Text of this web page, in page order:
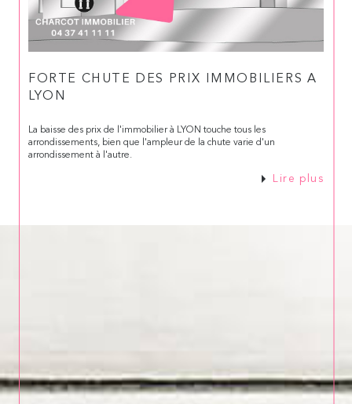
FORTE CHUTE DES PRIX IMMOBILIERS A
LYON
La baisse des prix de l'immobilier à LYON touche tous les
arrondissements, bien que l'ampleur de la chute varie d'un
arrondissement à l'autre.
Lire plus